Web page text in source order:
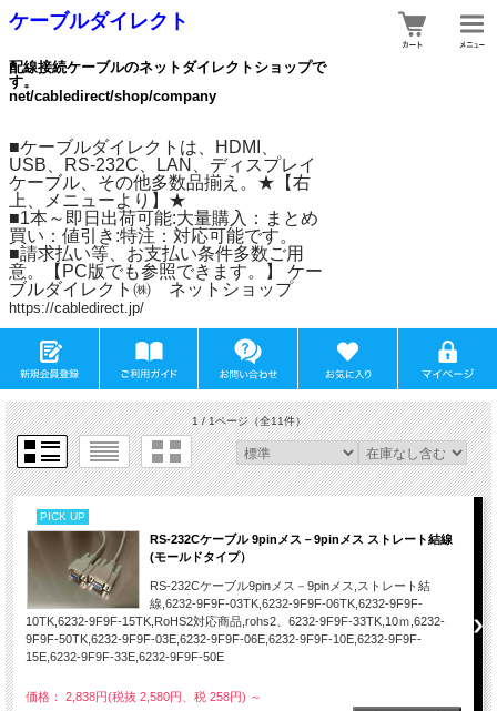
ケーブルダイレクト
配線接続ケーブルのネットダイレクトショップで
す。
net/cabledirect/shop/company
■ケーブルダイレクトは、HDMI、
USB、RS-232C、LAN、ディスプレイ
ケーブル、その他多数品揃え。★【右
上、メニューより】★
■1本～即日出荷可能:大量購入：まとめ
買い：値引き:特注：対応可能です。
■請求払い等、お支払い条件多数ご用
意。【PC版でも参照できます。】 ケー
ブルダイレクト㈱ ネットショップ
https://cabledirect.jp/
1 / 1ページ（全11件）
PICK UP
RS-232Cケーブル 9pinメス－9pinメス ストレート結線
(モールドタイプ）
RS-232Cケーブル9pinメス－9pinメス,ストレート結
線,6232-9F9F-03TK,6232-9F9F-06TK,6232-9F9F-
10TK,6232-9F9F-15TK,RoHS2対応商品,rohs2、6232-9F9F-33TK,10ｍ,6232-
9F9F-50TK,6232-9F9F-03E,6232-9F9F-06E,6232-9F9F-10E,6232-9F9F-
15E,6232-9F9F-33E,6232-9F9F-50E
価格： 2,838円(税抜 2,580円、税 258円) ～